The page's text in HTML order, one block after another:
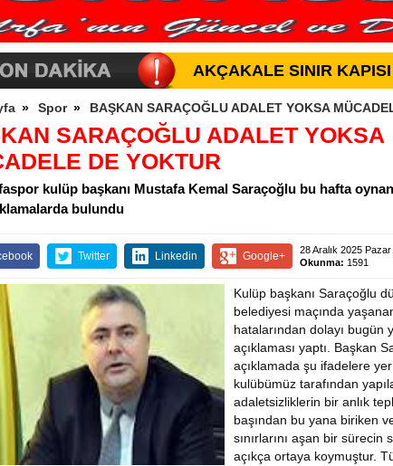
AKÇAKALE SINIR
» Spor» BAŞKAN SARAÇOĞLU ADALET YOKSA
SARAÇOĞLU ADALET YOKSA
DE YOKTUR
kulüp başkanı Mustafa Kemal Saraçoğlu bu hafta
bulundu
Twitter Linkedin Google+
28 Aralık 2025
Okunma: 1591
Kulüp başkanı Saraçoğlu
belediyesi maçında
hatalarından dolayı bugün
açıklaması yaptı. Başkan
açıklamada şu ifadelere
kulübümüz tarafından
adaletsizliklerin bir anlık
başından bu yana biriken
sınırlarını aşan bir sürecin
açıkça ortaya koymuştur.